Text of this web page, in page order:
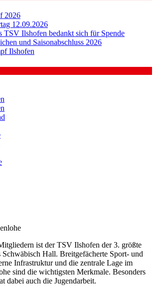
2026
12.09.2026
TSV Ilshofen bedankt sich für Spende
und Saisonabschluss 2026
Ilshofen
ist der TSV Ilshofen der 3. größte
Hall. Breitgefächerte Sport- und
Infrastruktur und die zentrale Lage im
sind die wichtigsten Merkmale. Besonders
dabei auch die Jugendarbeit.